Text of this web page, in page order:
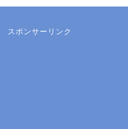
スポンサーリンク